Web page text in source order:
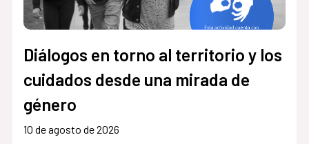
Diálogos en torno al territorio y los
cuidados desde una mirada de
género
10 de agosto de 2026